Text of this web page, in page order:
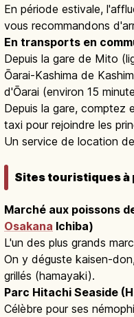
En période estivale,
vous recommandons
En transports en
Depuis la gare de Mito
Ōarai-Kashima de
d'Ōarai (environ 15
Depuis la gare, comptez
taxi pour rejoindre les
Un service de location
Sites touristiques à
Marché aux poissons
Osakana Ichiba)
L'un des plus grands
On y déguste kaisen-
grillés (hamayaki).
Parc Hitachi Seaside
Célèbre pour ses